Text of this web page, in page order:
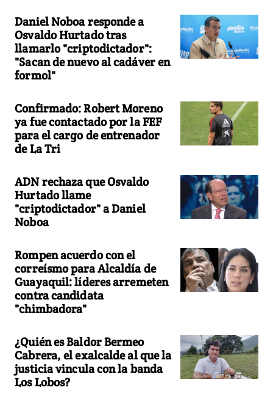
Daniel Noboa responde a
Osvaldo Hurtado tras
llamarlo "criptodictador":
"Sacan de nuevo al cadáver en
formol"
Confirmado: Robert Moreno
ya fue contactado por la FEF
para el cargo de entrenador
de La Tri
ADN rechaza que Osvaldo
Hurtado llame
"criptodictador" a Daniel
Noboa
Rompen acuerdo con el
correísmo para Alcaldía de
Guayaquil: líderes arremeten
contra candidata
"chimbadora"
¿Quién es Baldor Bermeo
Cabrera, el exalcalde al que la
justicia vincula con la banda
Los Lobos?